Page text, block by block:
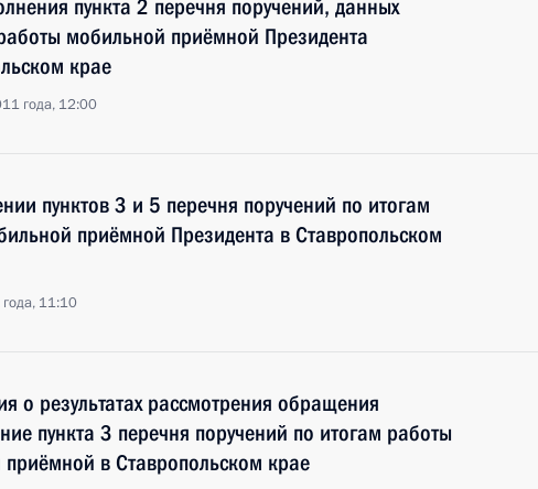
пункта 2 перечня поручений, данных
мобильной приёмной Президента
крае
года, 12:00
пунктов 3 и 5 перечня поручений по итогам
приёмной Президента в Ставропольском
года, 11:10
о результатах рассмотрения обращения
пункта 3 перечня поручений по итогам работы
в Ставропольском крае